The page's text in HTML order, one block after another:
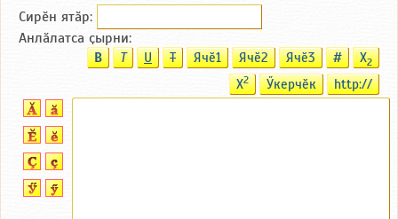
Сирӗн ятӑp:
Анлӑлатса ҫырни:
B T U T Ячӗ1 Ячӗ2 Ячӗ3 # X2
X2 Ӳкерчӗк http://